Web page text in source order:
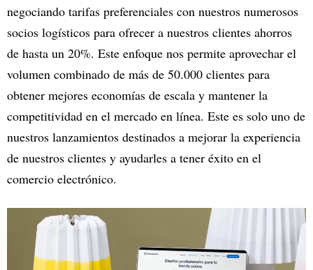
negociando tarifas preferenciales con nuestros numerosos
socios logísticos para ofrecer a nuestros clientes ahorros
de hasta un 20%. Este enfoque nos permite aprovechar el
volumen combinado de más de 50.000 clientes para
obtener mejores economías de escala y mantener la
competitividad en el mercado en línea. Este es solo uno de
nuestros lanzamientos destinados a mejorar la experiencia
de nuestros clientes y ayudarles a tener éxito en el
comercio electrónico.